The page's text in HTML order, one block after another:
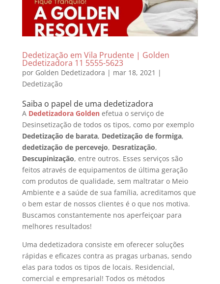
Dedetização em Vila Prudente | Golden
Dedetizadora 11 5555-5623
por Golden Dedetizadora | mar 18, 2021 |
Dedetização
Saiba o papel de uma dedetizadora
A Dedetizadora Golden efetua o serviço de
Desinsetização de todos os tipos, como por exemplo
Dedetização de barata, Dedetização de formiga,
dedetização de percevejo, Desratização,
Descupinização, entre outros. Esses serviços são
feitos através de equipamentos de última geração
com produtos de qualidade, sem maltratar o Meio
Ambiente e a saúde de sua família, acreditamos que
o bem estar de nossos clientes é o que nos motiva.
Buscamos constantemente nos aperfeiçoar para
melhores resultados!
Uma dedetizadora consiste em oferecer soluções
rápidas e eficazes contra as pragas urbanas, sendo
elas para todos os tipos de locais. Residencial,
comercial e empresarial! Todos os métodos